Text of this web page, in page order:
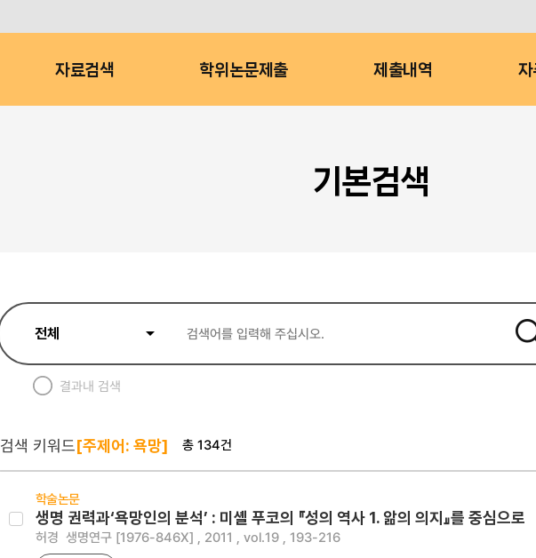
자료검색 학위논문제출 제출내역 자
기본검색
결과내 검색
검색 키워드[주제어: 욕망] 총 134건
학술논문
생명 권력과‘욕망인의 분석’ : 미셸 푸코의 『성의 역사 1. 앎의 의지』를 중심으로
허경 생명연구 [1976-846X] , 2011 , vol.19 , 193-216